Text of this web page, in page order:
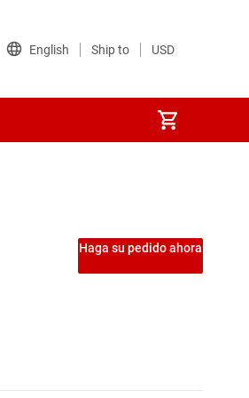
Haga su pedido ahora